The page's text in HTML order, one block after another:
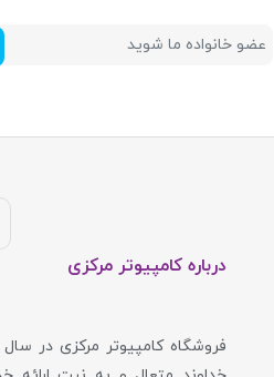
درباره کامپیوتر مرکزی